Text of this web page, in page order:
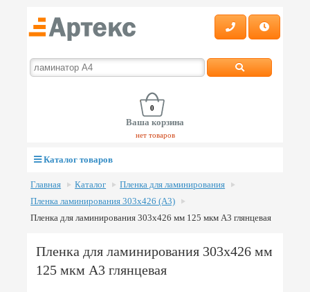
0
Ваша корзина
нет товаров
Каталог товаров
Главная Каталог
Пленка для ламинирования
Пленка ламинирования 303х426 (А3)
Пленка для ламинирования 303х426 мм 125 мкм А3 глянцевая
Пленка для ламинирования 303х426 мм
125 мкм А3 глянцевая